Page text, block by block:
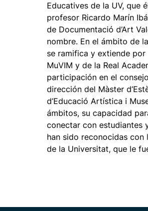
Educatives de la UV, que
profesor Ricardo Marín
de Documentació d’Art
nombre. En el ámbito de
se ramifica y extiende
MuVIM y de la Real
participación en el
dirección del Màster
d’Educació Artística i
ámbitos, su capacidad
conectar con estudiantes
han sido reconocidas con
de la Universitat, que le